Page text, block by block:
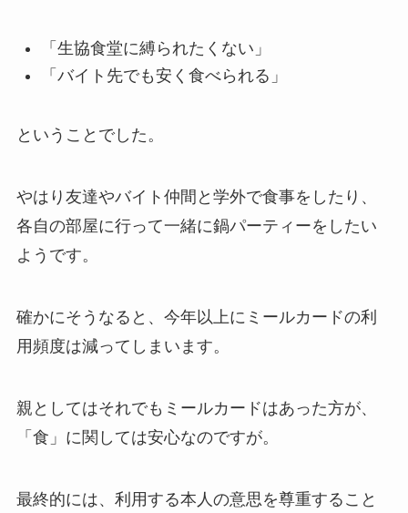
「生協食堂に縛られたくない」
「バイト先でも安く食べられる」
ということでした。
やはり友達やバイト仲間と学外で食事をしたり、
各自の部屋に行って一緒に鍋パーティーをしたい
ようです。
確かにそうなると、今年以上にミールカードの利
用頻度は減ってしまいます。
親としてはそれでもミールカードはあった方が、
「食」に関しては安心なのですが。
最終的には、利用する本人の意思を尊重すること